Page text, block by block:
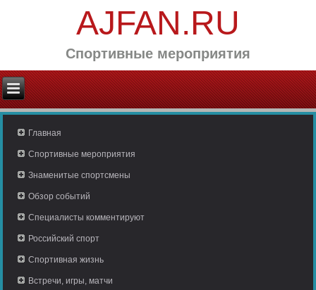
AJFAN.RU
Спортивные мероприятия
Главная
Спортивные мероприятия
Знаменитые спортсмены
Обзор событий
Специалисты комментируют
Российский спорт
Спортивная жизнь
Встречи, игры, матчи